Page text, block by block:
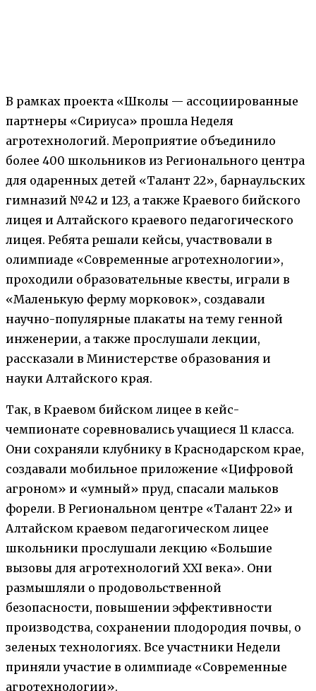
В рамках проекта «Школы — ассоциированные
партнеры «Сириуса» прошла Неделя
агротехнологий. Мероприятие объединило
более 400 школьников из Регионального центра
для одаренных детей «Талант 22», барнаульских
гимназий №42 и 123, а также Краевого бийского
лицея и Алтайского краевого педагогического
лицея. Ребята решали кейсы, участвовали в
олимпиаде «Современные агротехнологии»,
проходили образовательные квесты, играли в
«Маленькую ферму морковок», создавали
научно-популярные плакаты на тему генной
инженерии, а также прослушали лекции,
рассказали в Министерстве образования и
науки Алтайского края.
Так, в Краевом бийском лицее в кейс-
чемпионате соревновались учащиеся 11 класса.
Они сохраняли клубнику в Краснодарском крае,
создавали мобильное приложение «Цифровой
агроном» и «умный» пруд, спасали мальков
форели. В Региональном центре «Талант 22» и
Алтайском краевом педагогическом лицее
школьники прослушали лекцию «Большие
вызовы для агротехнологий ХХI века». Они
размышляли о продовольственной
безопасности, повышении эффективности
производства, сохранении плодородия почвы, о
зеленых технологиях. Все участники Недели
приняли участие в олимпиаде «Современные
агротехнологии».